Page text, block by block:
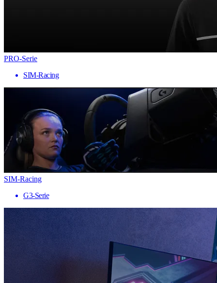
PRO-Serie
SIM-Racing
SIM-Racing
G3-Serie